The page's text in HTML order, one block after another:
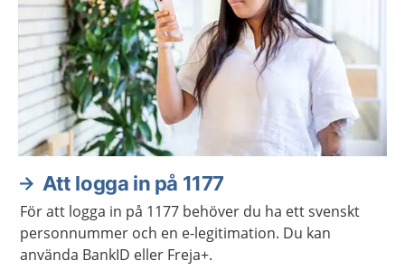
Att logga in på 1177
För att logga in på 1177 behöver du ha ett svenskt
personnummer och en e-legitimation. Du kan
använda BankID eller Freja+.